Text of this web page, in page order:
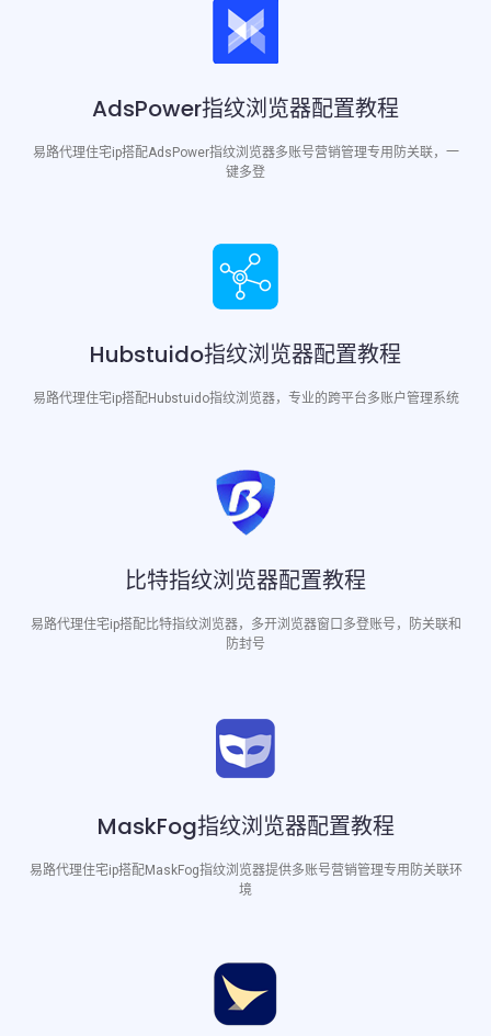
AdsPower指纹浏览器配置教程
易路代理住宅ip搭配AdsPower指纹浏览器多账号营销管理专用防关联，一
键多登
Hubstuido指纹浏览器配置教程
易路代理住宅ip搭配Hubstuido指纹浏览器，专业的跨平台多账户管理系统
比特指纹浏览器配置教程
易路代理住宅ip搭配比特指纹浏览器，多开浏览器窗口多登账号，防关联和
防封号
MaskFog指纹浏览器配置教程
易路代理住宅ip搭配MaskFog指纹浏览器提供多账号营销管理专用防关联环
境